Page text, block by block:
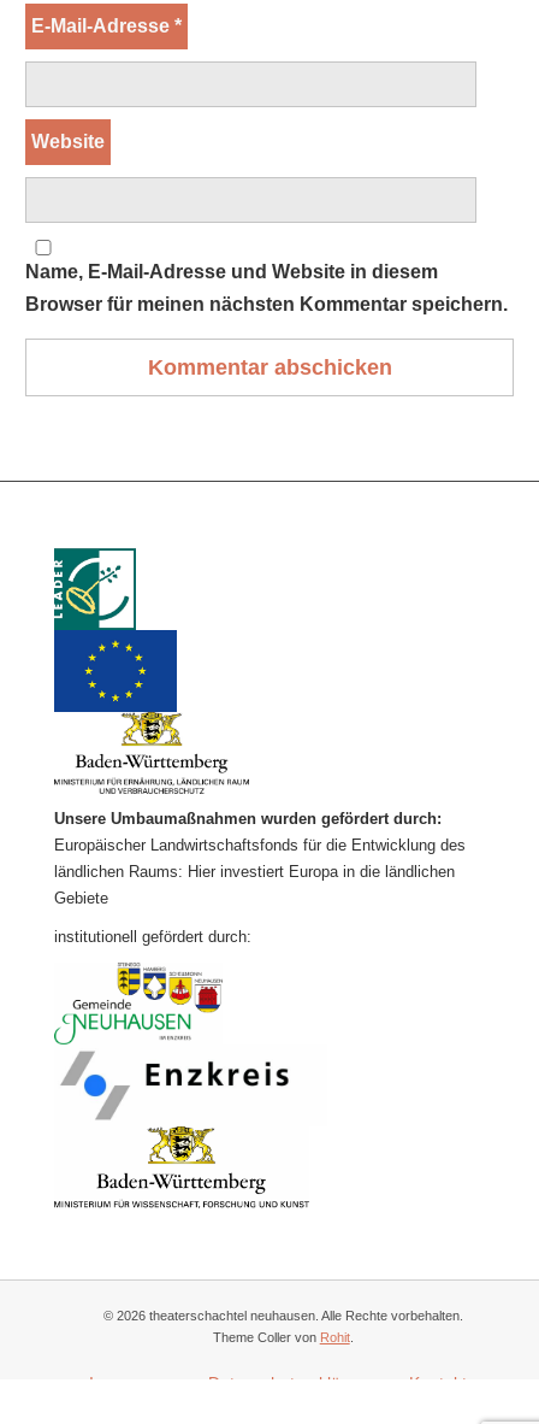
E-Mail-Adresse*
Website
Name, E-Mail-Adresse und Website in diesem
Browser für meinen nächsten Kommentar speichern.
Unsere Umbaumaßnahmen wurden gefördert durch:
Europäischer Landwirtschaftsfonds für die Entwicklung des
ländlichen Raums: Hier investiert Europa in die ländlichen
Gebiete
institutionell gefördert durch:
© 2026 theaterschachtel neuhausen. Alle Rechte vorbehalten.
Theme Coller von Rohit.
Impressum Datenschutzerklärung Kontakt